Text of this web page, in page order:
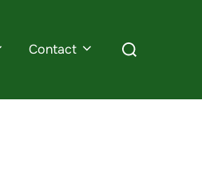
Contact
Rechercher :